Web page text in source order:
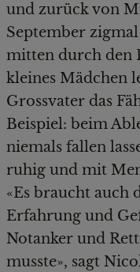
und zurück von
September
mitten durch den
kleines Mädchen
Grossvater das
Beispiel: beim
niemals fallen
ruhig und mit
«Es braucht auch
Erfahrung und
Notanker und
musste», sagt